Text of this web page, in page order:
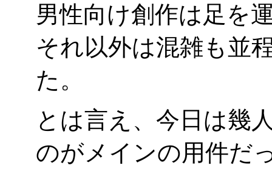
男性向け創作は足を
それ以外は混雑も並
た。
とは言え、今日は幾
のがメインの用件だ